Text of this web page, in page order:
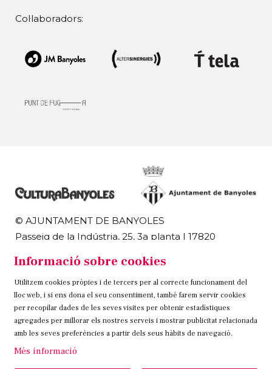
Col·laboradors:
© AJUNTAMENT DE BANYOLES
Passeig de la Indústria, 25, 3a planta | 17820
972 58 18 48 | 972 57 00 50
Sitemap Avís Legal Ús de Cookies Contacteu
Link a instagram
Link a twitter
Link a facebook
Informació sobre cookies
Utilitzem cookies pròpies i de tercers per al correcte funcionament del
lloc web, i si ens dona el seu consentiment, també farem servir cookies
per recopilar dades de les seves visites per obtenir estadístiques
agregades per millorar els nostres serveis i mostrar publicitat relacionada
amb les seves preferències a partir dels seus hàbits de navegació.
Més informació